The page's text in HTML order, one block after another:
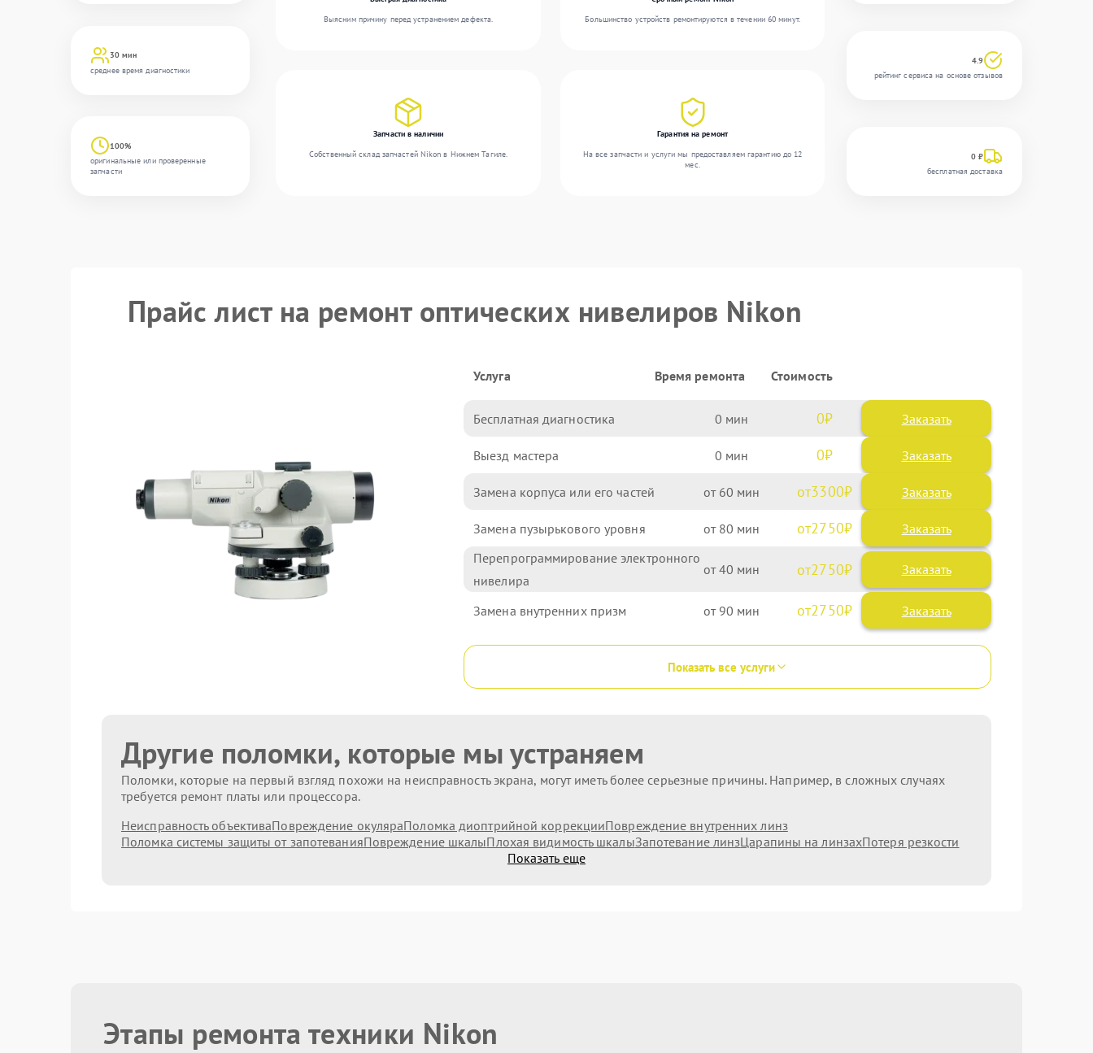
30 мин
среднее время диагностики
100%
оригинальные или проверенные
запчасти
Выясним причину перед устранением дефекта.
Большинство устройств ремонтируются в течении 60 минут.
Запчасти в наличии
Собственный склад запчастей Nikon в Нижнем Тагиле.
Гарантия на ремонт
На все запчасти и услуги мы предоставляем гарантию до 12
мес.
4.9
рейтинг сервиса на основе отзывов
0 ₽
бесплатная доставка
Прайс лист на ремонт оптических нивелиров Nikon
Услуга Время ремонта Стоимость
Бесплатная диагностика 0 0 Заказать
Выезд мастера 0 0 Заказать
Замена корпуса или его частей 60 3300
Замена пузырькового уровня 80 2750
Перепрограммирование электронного
нивелира
40 2750
Замена внутренних призм 90 2750
Показать все услуги
Другие поломки, которые мы устраняем
Поломки, которые на первый взгляд похожи на неисправность экрана, могут иметь более серьезные причины. Например, в сложных случаях
требуется ремонт платы или процессора.
Неисправность объективаПовреждение окуляраПоломка диоптрийной коррекцииПовреждение внутренних линз
Поломка системы защиты от запотеванияПовреждение шкалыПлохая видимость шкалыЗапотевание линзЦарапины на линзахПотеря резкости
Показать еще
Этапы ремонта техники Nikon